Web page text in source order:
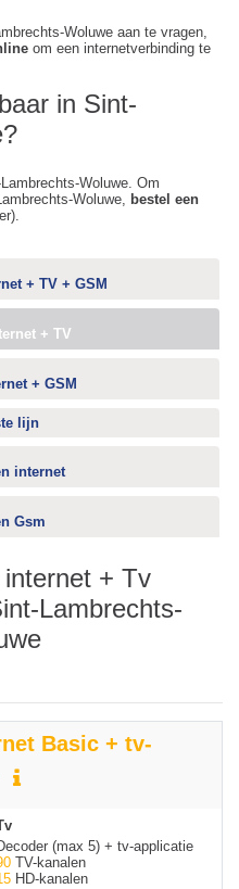
Woluwe aan te vragen,
om een internetverbinding te
in Sint-
Woluwe. Om
Woluwe, bestel een
+ TV + GSM
+ TV
+ GSM
lijn
internet
Gsm
+ Tv
Lambrechts-
Basic + tv-
(max 5) + tv-applicatie
TV-kanalen
HD-kanalen